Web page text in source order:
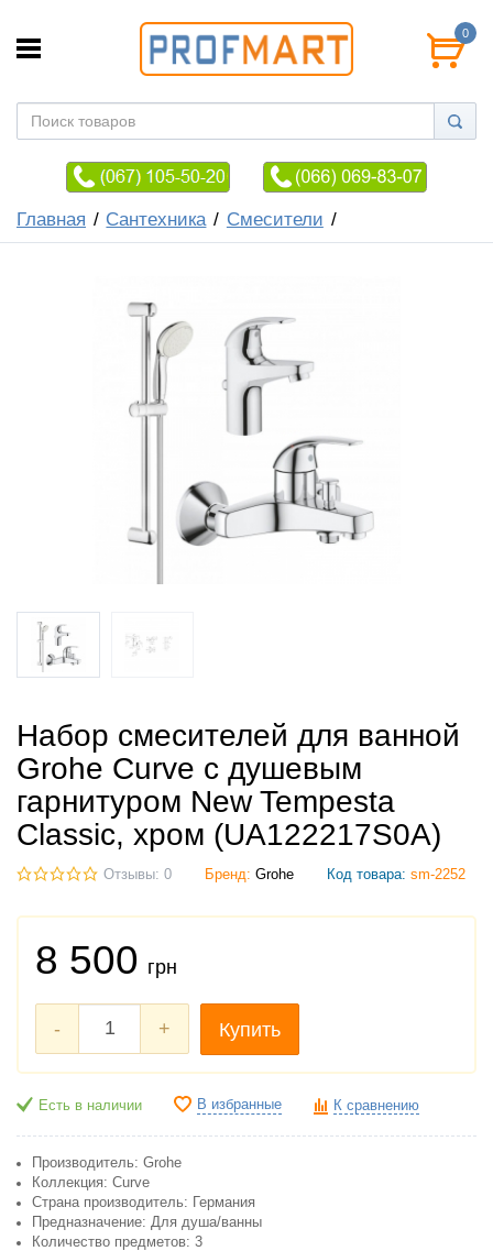
0
Главная Сантехника Смесители
Набор смесителей для ванной
Grohe Curve с душевым
гарнитуром New Tempesta
Classic, хром (UA122217S0A)
Отзывы: 0 Бренд: Grohe Код товара: sm-2252
8 500 грн
- + Купить
Есть в наличии В избранные К сравнению
Производитель: Grohe
Коллекция: Curve
Страна производитель: Германия
Предназначение: Для душа/ванны
Количество предметов: 3